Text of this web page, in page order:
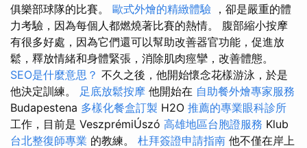
俱樂部球隊的比賽。 歐式外燴的精緻體驗 ，卻是嚴重的體
力考驗，因為每個人都燃燒著比賽的熱情。 腹部縮小按摩
有很多好處，因為它們還可以幫助改善器官功能，促進放
鬆，釋放情緒和身體緊張，消除肌肉痙攣，改善體態。
SEO是什麼意思？ 不久之後，他開始懷念花樣游泳，於是
他決定訓練。 足底放鬆按摩 他開始在 自助餐外燴專家服務
Budapestena 多樣化餐盒訂製 H2O 推薦的專業眼科診所
工作，目前是 VeszprémiÚszó 高雄地區台胞證服務 Klub
台北整復師專業 的教練。 杜拜簽證申請指南 他不僅在岸上